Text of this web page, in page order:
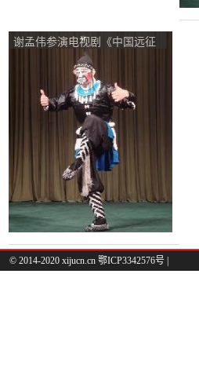
谢孟伟参演电视剧《中国远征
© 2014-2020 xijucn.cn 鄂ICP3342576号 |